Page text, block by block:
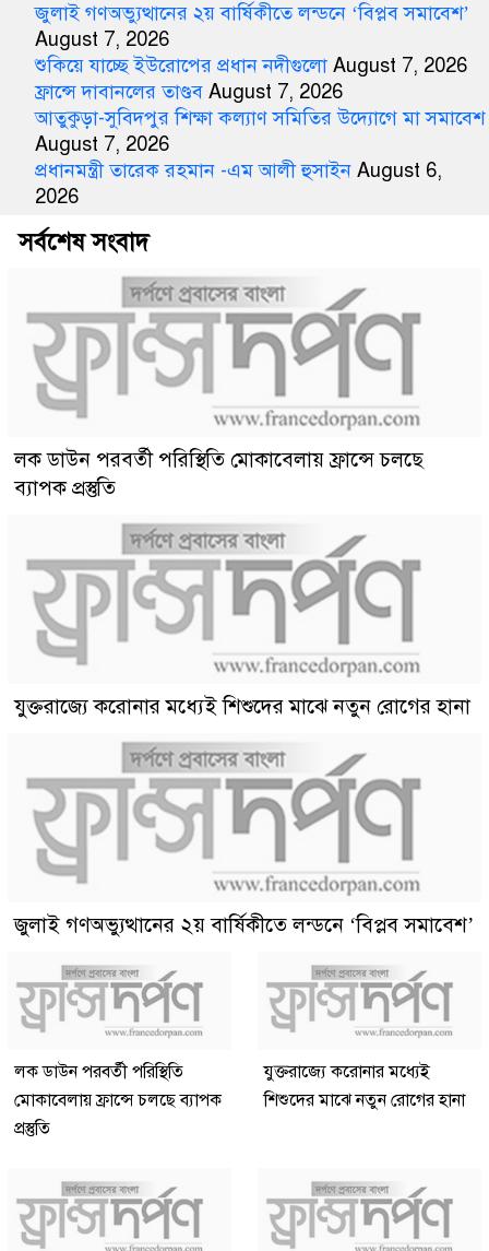
জুলাই গণঅভ্যুত্থানের ২য় বার্ষিকীতে লন্ডনে ‘বিপ্লব সমাবেশ’
August 7, 2026
শুকিয়ে যাচ্ছে ইউরোপের প্রধান নদীগুলো August 7, 2026
ফ্রান্সে দাবানলের তাণ্ডব August 7, 2026
আতুকুড়া-সুবিদপুর শিক্ষা কল্যাণ সমিতির উদ্যোগে মা সমাবেশ
August 7, 2026
প্রধানমন্ত্রী তারেক রহমান -এম আলী হুসাইন August 6,
2026
সর্বশেষ সংবাদ
লক ডাউন পরবর্তী পরিস্থিতি মোকাবেলায় ফ্রান্সে চলছে
ব্যাপক প্রস্তুতি
যুক্তরাজ্যে করোনার মধ্যেই শিশুদের মাঝে নতুন রোগের হানা
জুলাই গণঅভ্যুত্থানের ২য় বার্ষিকীতে লন্ডনে ‘বিপ্লব সমাবেশ’
লক ডাউন পরবর্তী পরিস্থিতি
মোকাবেলায় ফ্রান্সে চলছে ব্যাপক
প্রস্তুতি
যুক্তরাজ্যে করোনার মধ্যেই
শিশুদের মাঝে নতুন রোগের হানা